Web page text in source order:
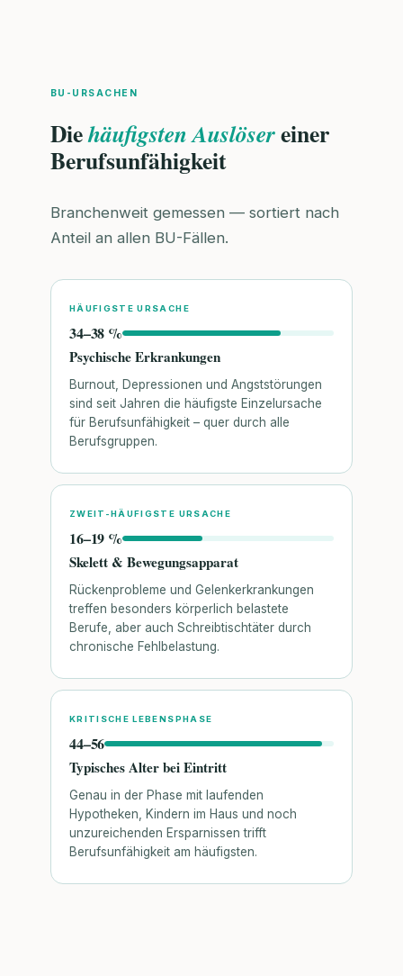
BU-URSACHEN
Diehäufigsten Auslösereiner
Berufsunfähigkeit
Branchenweit gemessen — sortiert nach
Anteil an allen BU-Fällen.
HÄUFIGSTE URSACHE
34–38 %
Psychische Erkrankungen
Burnout, Depressionen und Angststörungen
sind seit Jahren die häufigste Einzelursache
für Berufsunfähigkeit – quer durch alle
Berufsgruppen.
ZWEIT-HÄUFIGSTE URSACHE
16–19 %
Skelett & Bewegungsapparat
Rückenprobleme und Gelenkerkrankungen
treffen besonders körperlich belastete
Berufe, aber auch Schreibtischtäter durch
chronische Fehlbelastung.
KRITISCHE LEBENSPHASE
44–56
Typisches Alter bei Eintritt
Genau in der Phase mit laufenden
Hypotheken, Kindern im Haus und noch
unzureichenden Ersparnissen trifft
Berufsunfähigkeit am häufigsten.